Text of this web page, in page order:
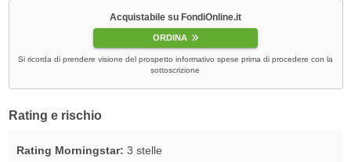
Acquistabile su FondiOnline.it
ORDINA
Si ricorda di prendere visione del prospetto informativo spese prima di procedere con la
sottoscrizione
Rating e rischio
Rating Morningstar: 3 stelle